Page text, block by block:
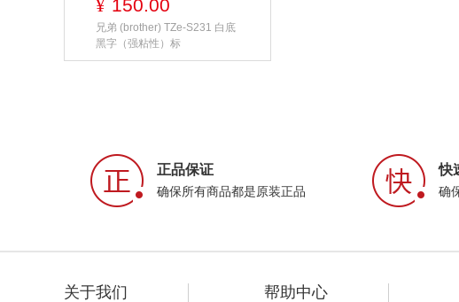
¥ 150.00
兄弟 (brother) TZe-S231 白底
黑字（强粘性）标
正品保证
确保所有商品都是原装正品
快
确
关于我们 帮助中心